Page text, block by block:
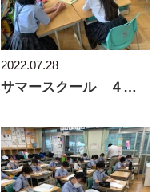
2022.07.28
サマースクール ４日目